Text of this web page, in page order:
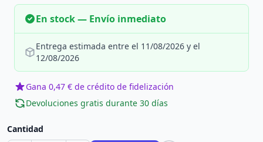
En stock — Envío inmediato
Entrega estimada entre el 11/08/2026 y el
12/08/2026
Gana 0,47 € de crédito de fidelización
Devoluciones gratis durante 30 días
Cantidad